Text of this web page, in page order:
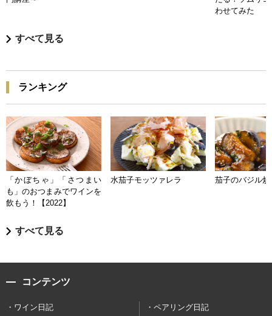
わせてみた
すべて見る
ランキング
「かぼちゃ」「さつまい
も」のおつまみでワインを
飲もう！【2022】
水茄子モッツァレラ 茄子のバジル炒
すべて見る
コンテンツ
ワイン日記
ペアリング日記